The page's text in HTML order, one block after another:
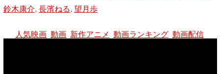
鈴木康介, 長濱ねる, 望月歩
人気映画 動画 新作アニメ 動画ランキング 動画配信